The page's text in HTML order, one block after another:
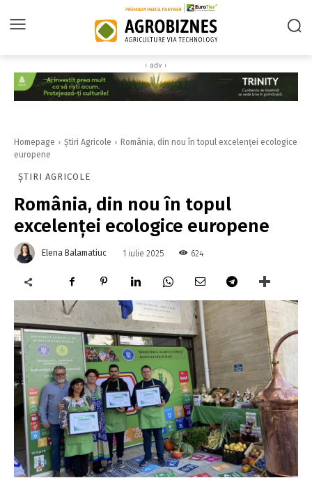
‹ adv ›
Homepage Știri Agricole
România, din nou în topul excelenței ecologice
europene
ȘTIRI AGRICOLE
România, din nou în topul
excelenței ecologice europene
Elena Balamatiuc 1 iulie 2025 624